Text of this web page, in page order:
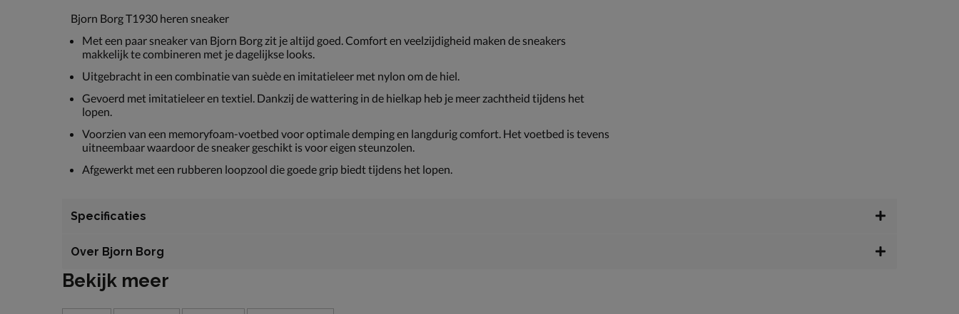
Bjorn Borg T1930 heren sneaker
Met een paar sneaker van Bjorn Borg zit je altijd goed. Comfort en veelzijdigheid maken de sneakers
makkelijk te combineren met je dagelijkse looks.
Uitgebracht in een combinatie van suède en imitatieleer met nylon om de hiel.
Gevoerd met imitatieleer en textiel. Dankzij de wattering in de hielkap heb je meer zachtheid tijdens het
lopen.
Voorzien van een memoryfoam-voetbed voor optimale demping en langdurig comfort. Het voetbed is tevens
uitneembaar waardoor de sneaker geschikt is voor eigen steunzolen.
Afgewerkt met een rubberen loopzool die goede grip biedt tijdens het lopen.
Specificaties
Over Bjorn Borg
Bekijk meer